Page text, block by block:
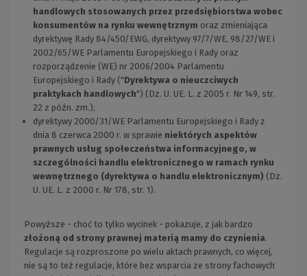
handlowych stosowanych przez przedsiębiorstwa wobec
konsumentów na rynku wewnętrznym oraz zmieniająca
dyrektywę Rady 84/450/EWG, dyrektywy 97/7/WE, 98/27/WE i
2002/65/WE Parlamentu Europejskiego i Rady oraz
rozporządzenie (WE) nr 2006/2004 Parlamentu
Europejskiego i Rady ("Dyrektywa o nieuczciwych
praktykach handlowych") (Dz. U. UE. L. z 2005 r. Nr 149, str.
22 z późn. zm.);
dyrektywy 2000/31/WE Parlamentu Europejskiego i Rady z
dnia 8 czerwca 2000 r. w sprawie niektórych aspektów
prawnych usług społeczeństwa informacyjnego, w
szczególności handlu elektronicznego w ramach rynku
wewnętrznego (dyrektywa o handlu elektronicznym) (Dz.
U. UE. L. z 2000 r. Nr 178, str. 1).
Powyższe - choć to tylko wycinek - pokazuje, z jak bardzo
złożoną od strony prawnej materią mamy do czynienia.
Regulacje są rozproszone po wielu aktach prawnych, co więcej,
nie są to też regulacje, które bez wsparcia ze strony fachowych